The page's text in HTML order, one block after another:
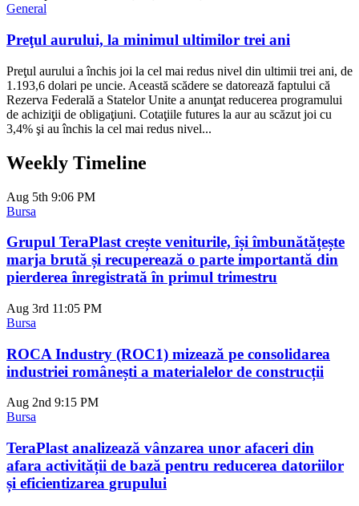
General
Preţul aurului, la minimul ultimilor trei ani
Preţul aurului a închis joi la cel mai redus nivel din ultimii trei ani, de
1.193,6 dolari pe uncie. Această scădere se datorează faptului că
Rezerva Federală a Statelor Unite a anunţat reducerea programului
de achiziţii de obligaţiuni. Cotaţiile futures la aur au scăzut joi cu
3,4% şi au închis la cel mai redus nivel...
Weekly Timeline
Aug 5th 9:06 PM
Bursa
Grupul TeraPlast crește veniturile, își îmbunătățește
marja brută și recuperează o parte importantă din
pierderea înregistrată în primul trimestru
Aug 3rd 11:05 PM
Bursa
ROCA Industry (ROC1) mizează pe consolidarea
industriei românești a materialelor de construcții
Aug 2nd 9:15 PM
Bursa
TeraPlast analizează vânzarea unor afaceri din
afara activității de bază pentru reducerea datoriilor
și eficientizarea grupului